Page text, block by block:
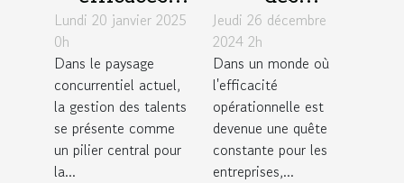
pour une
gestion des
talents
durable en
entreprise
Lundi 20 janvier 2025
0h
Dans le paysage
concurrentiel actuel,
la gestion des talents
se présente comme
un pilier central pour
la...
processus de
paie en
fonction des
conventions
collectives
Jeudi 26 décembre
2024 2h
Dans un monde où
l'efficacité
opérationnelle est
devenue une quête
constante pour les
entreprises,...